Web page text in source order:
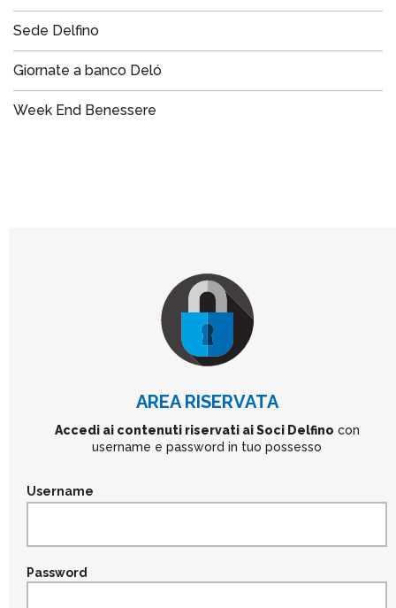
Sede Delfino
Giornate a banco Deló
Week End Benessere
AREA RISERVATA
Accedi ai contenuti riservati ai Soci Delfino con
username e password in tuo possesso
Username
Password